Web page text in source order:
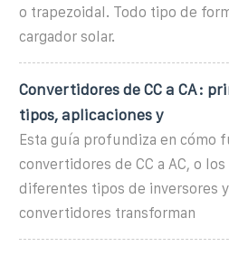
o trapezoidal. Todo tipo de
cargador solar.
Convertidores de CC a CA:
tipos, aplicaciones y
Esta guía profundiza en cómo
convertidores de CC a AC, o
diferentes tipos de inversores
convertidores transforman